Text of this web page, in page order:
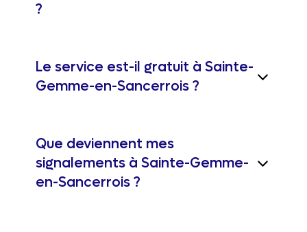
?
Le service est-il gratuit à Sainte-
Gemme-en-Sancerrois ?
Que deviennent mes
signalements à Sainte-Gemme-
en-Sancerrois ?